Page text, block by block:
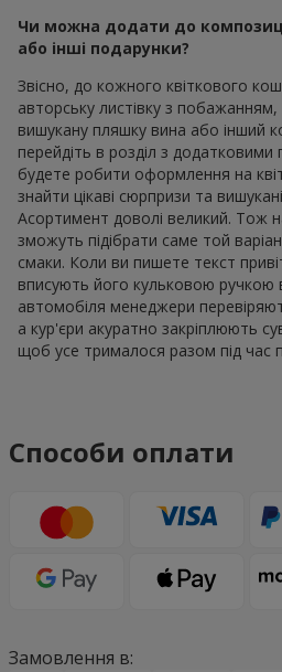
Чи можна додати до
або інші подарунки?
Звісно, до кожного квіткового
авторську листівку з побажанням,
вишукану пляшку вина або інший
перейдіть в розділ з
будете робити оформлення на
знайти цікаві сюрпризи та
Асортимент доволі великий. Тож
зможуть підібрати саме той
смаки. Коли ви пишете текст
вписують його кульковою ручкою
автомобіля менеджери
а кур'єри акуратно закріплюють
щоб усе трималося разом під час
Способи оплати
Замовлення в: